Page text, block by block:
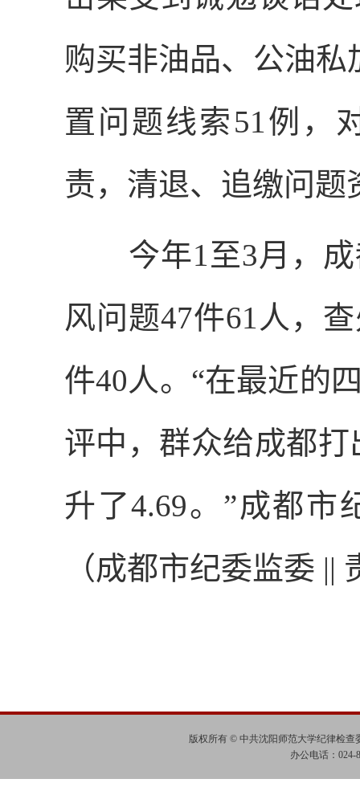
购买非油品、公油私
置问题线索51例，
责，清退、追缴问题
今年1至3月，
风问题47件61 人，
件40人。“在最近的
评中，群众给成都打
升了4.69。”成都市
（成都市纪委监委 ||
版权所有 © 中共沈阳师范大学纪律检
办公电话：024-